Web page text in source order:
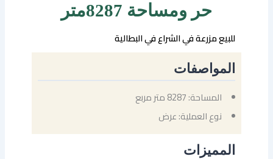
حر ومساحة 8287متر
للبيع مزرعة في الشراع في البطالية
المواصفات
المساحة: 8287 متر مربع
نوع العملية: عرض
المميزات